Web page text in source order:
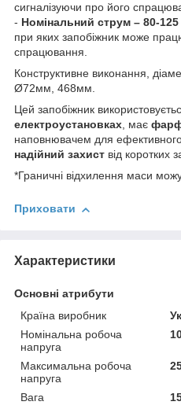
сигналізуючи про його
- Номінальний струм – 80-
при яких запобіжник може
спрацювання.
Конструктивне виконання,
Ø72мм, 468мм.
Цей запобіжник
електроустановках, має
наповнювачем для ефективного
надійний захист від коротких
*Граничні відхилення маси
Приховати
Характеристики
Основні атрибути
Країна виробник
Номінальна робоча
напруга
Максимальна робоча
напруга
Вага